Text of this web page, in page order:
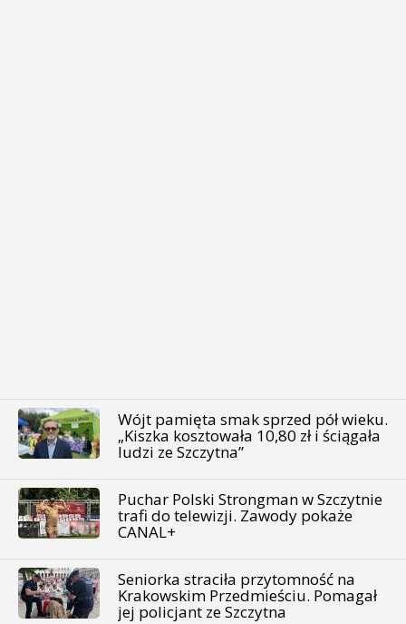
Wójt pamięta smak sprzed pół wieku.
„Kiszka kosztowała 10,80 zł i ściągała
ludzi ze Szczytna”
Puchar Polski Strongman w Szczytnie
trafi do telewizji. Zawody pokaże
CANAL+
Seniorka straciła przytomność na
Krakowskim Przedmieściu. Pomagał
jej policjant ze Szczytna